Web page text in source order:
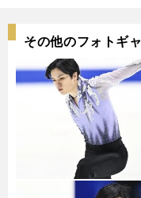
その他のフォトギ